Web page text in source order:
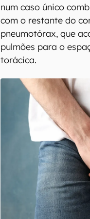
num caso único
com o restante do
pneumotórax, que
pulmões para o
torácica.